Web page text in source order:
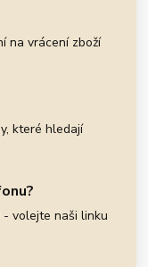
na vrácení zboží
které hledají
volejte naši linku